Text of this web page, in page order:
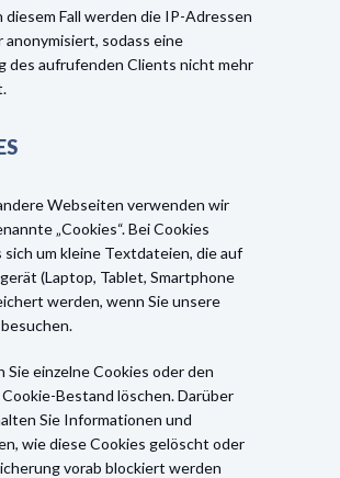
diesem Fall werden die IP-Adressen
anonymisiert, sodass eine
des aufrufenden Clients nicht mehr
Webseiten verwenden wir
„Cookies“. Bei Cookies
sich um kleine Textdateien, die auf
(Laptop, Tablet, Smartphone
werden, wenn Sie unsere
Sie einzelne Cookies oder den
Bestand löschen. Darüber
Sie Informationen und
wie diese Cookies gelöscht oder
vorab blockiert werden